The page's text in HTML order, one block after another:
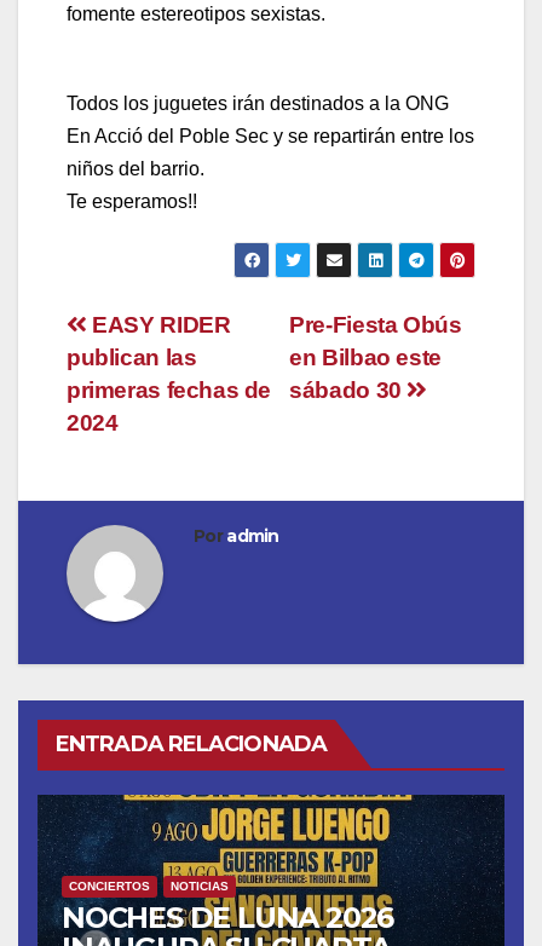
fomente estereotipos sexistas.
Todos los juguetes irán destinados a la ONG
En Acció del Poble Sec y se repartirán entre los
niños del barrio.
Te esperamos!!
Navegación
de
entradas
Pre-Fiesta Obús
en Bilbao este
sábado 30
EASY RIDER
publican las
primeras fechas de
2024
Poradmin
ENTRADA RELACIONADA
CONCIERTOS NOTICIAS
NOCHES DE LUNA 2026